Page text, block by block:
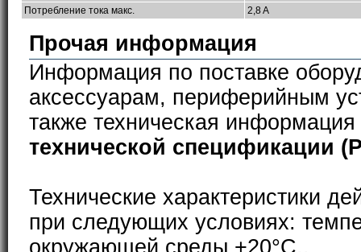
Потребление тока макс.
2,8 A
Прочая информация
Информация по поставке
аксессуарам, периферийным
также техническая
технической спецификации
Технические характеристики
при следующих условиях:
окружающей среды +20°С..